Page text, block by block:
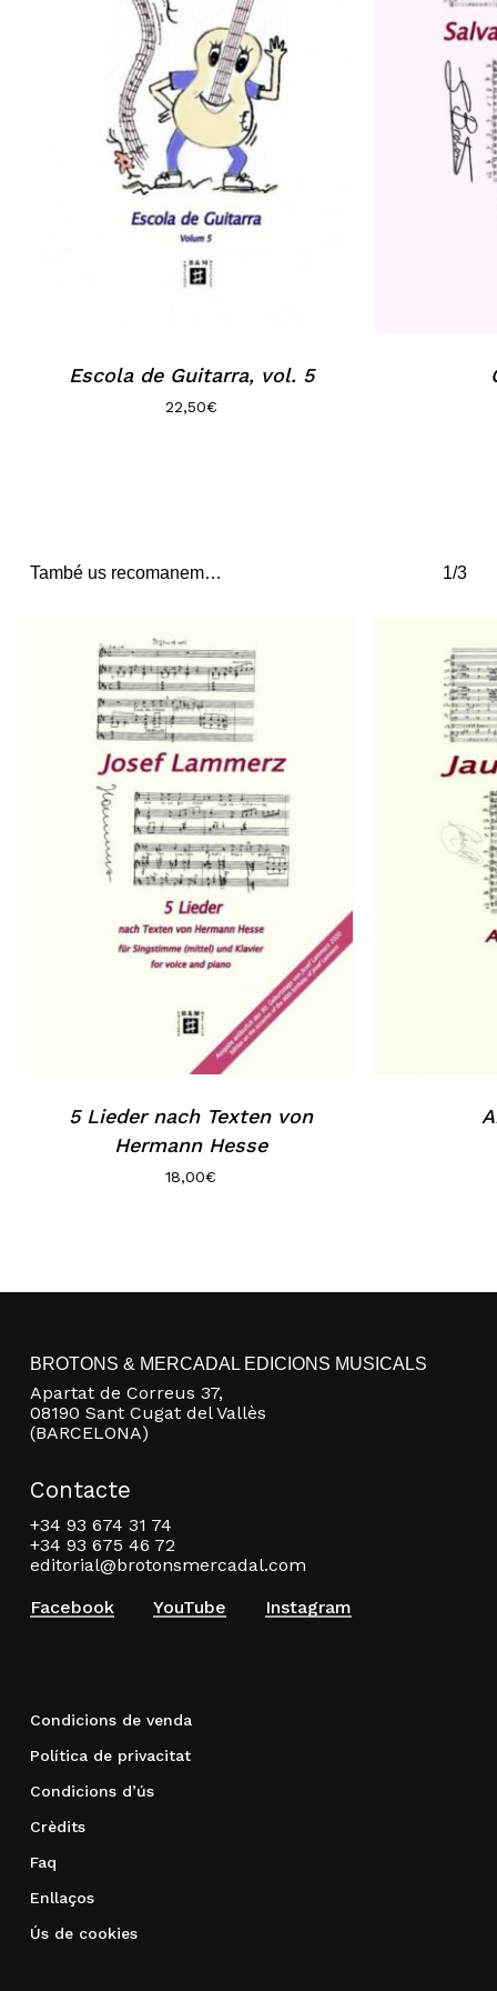
No hi ha productes a la cistella.
Go to shop
Escola de Guitarra, vol. 5
22,50€
També us recomanem… 1/3
5 Lieder nach Texten von
Hermann Hesse
18,00€
BROTONS & MERCADAL EDICIONS MUSICALS
Apartat de Correus 37,
08190 Sant Cugat del Vallès
(BARCELONA)
Contacte
+34 93 674 31 74
+34 93 675 46 72
editorial@brotonsmercadal.com
Facebook
YouTube Instagram
Condicions de venda
Política de privacitat
Condicions d’ús
Crèdits
Faq
Enllaços
Ús de cookies